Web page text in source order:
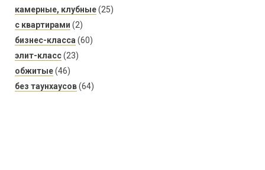
камерные, клубные(25)
с квартирами (2)
бизнес-класса (60)
элит-класс(23)
обжитые(46)
без таунхаусов(64)